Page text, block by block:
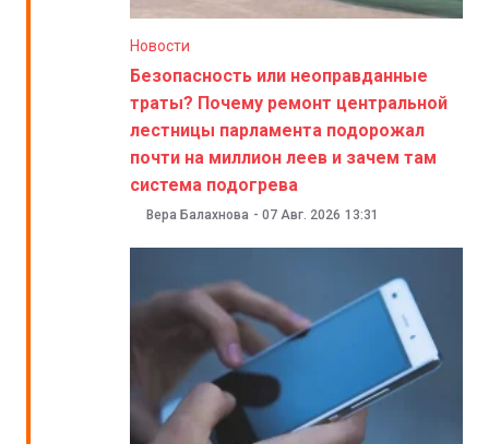
Новости
Безопасность или неоправданные
траты? Почему ремонт центральной
лестницы парламента подорожал
почти на миллион леев и зачем там
система подогрева
Вера Балахнова - 07 Авг. 2026 13:31